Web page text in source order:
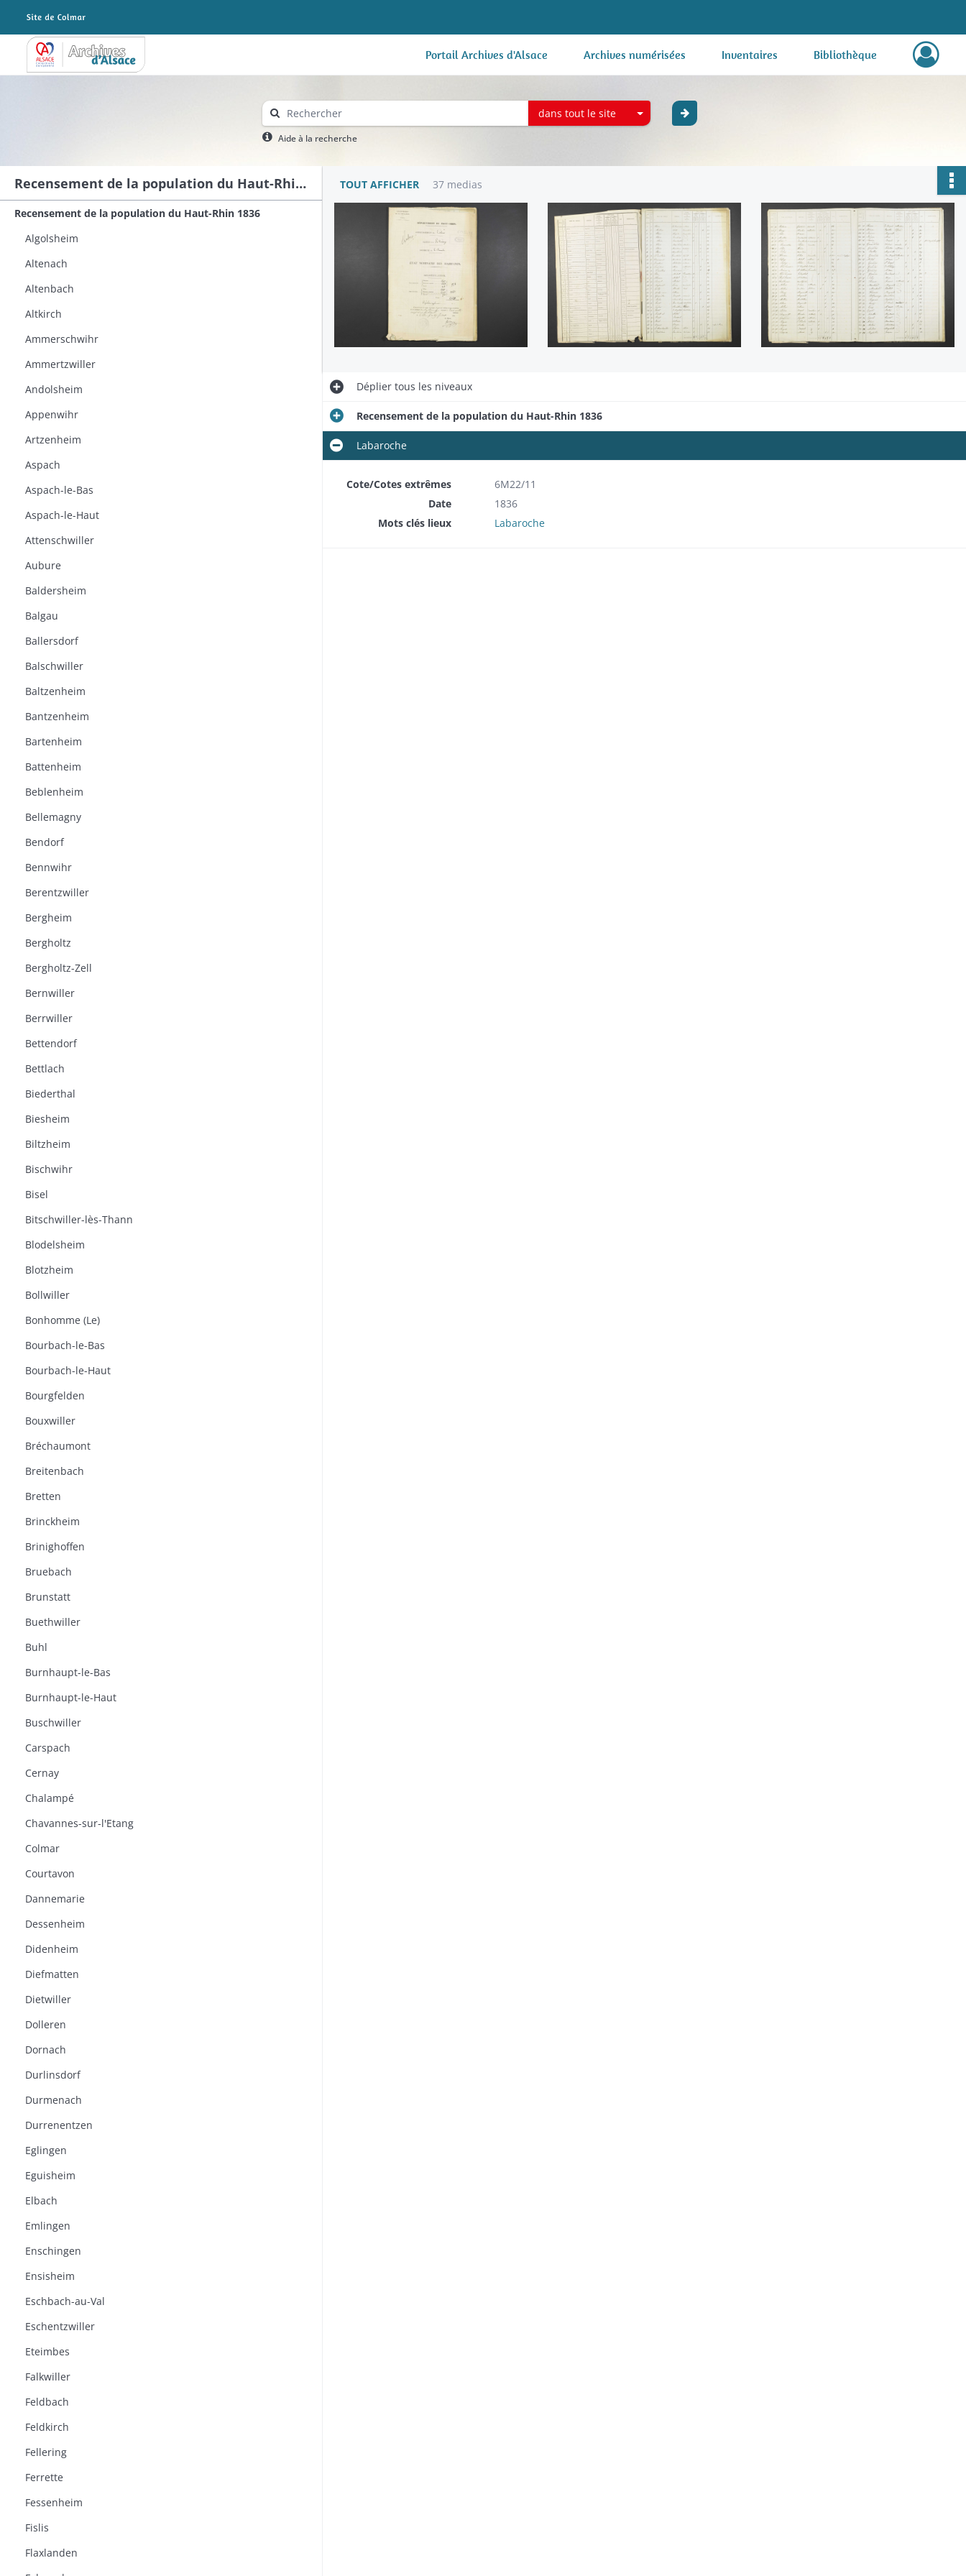
Archives Alsace - Colmar Portail Archives d'Alsace Archives numérisées Inventaires Bibliothèque
dans tout le site
Aide à la recherche
Recensement de la population du Haut-Rhin 1836
Recensement de la population du Haut-Rhin 1836
Algolsheim
Altenach
Altenbach
Altkirch
Ammerschwihr
Ammertzwiller
Andolsheim
Appenwihr
Artzenheim
Aspach
Aspach-le-Bas
Aspach-le-Haut
Attenschwiller
Aubure
Baldersheim
Balgau
Ballersdorf
Balschwiller
Baltzenheim
Bantzenheim
Bartenheim
Battenheim
Beblenheim
Bellemagny
Bendorf
Bennwihr
Berentzwiller
Bergheim
Bergholtz
Bergholtz-Zell
Bernwiller
Berrwiller
Bettendorf
Bettlach
Biederthal
Biesheim
Biltzheim
Bischwihr
Bisel
Bitschwiller-lès-Thann
Blodelsheim
Blotzheim
Bollwiller
Bonhomme (Le)
Bourbach-le-Bas
Bourbach-le-Haut
Bourgfelden
Bouxwiller
Bréchaumont
Breitenbach
Bretten
Brinckheim
Brinighoffen
Bruebach
Brunstatt
Buethwiller
Buhl
Burnhaupt-le-Bas
Burnhaupt-le-Haut
Buschwiller
Carspach
Cernay
Chalampé
Chavannes-sur-l'Etang
Colmar
Courtavon
Dannemarie
Dessenheim
Didenheim
Diefmatten
Dietwiller
Dolleren
Dornach
Durlinsdorf
Durmenach
Durrenentzen
Eglingen
Eguisheim
Elbach
Emlingen
Enschingen
Ensisheim
Eschbach-au-Val
Eschentzwiller
Eteimbes
Falkwiller
Feldbach
Feldkirch
Fellering
Ferrette
Fessenheim
Fislis
Flaxlanden
TOUT AFFICHER 37 medias
Dépliertous les niveaux
Recensement de la population du Haut-Rhin 1836
Labaroche
Cote/Cotes extrêmes
6M22/11
Date
1836
Mots clés lieux
Labaroche